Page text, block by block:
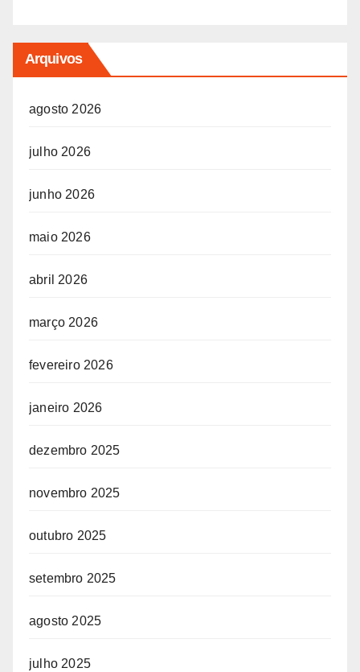
Arquivos
agosto 2026
julho 2026
junho 2026
maio 2026
abril 2026
março 2026
fevereiro 2026
janeiro 2026
dezembro 2025
novembro 2025
outubro 2025
setembro 2025
agosto 2025
julho 2025